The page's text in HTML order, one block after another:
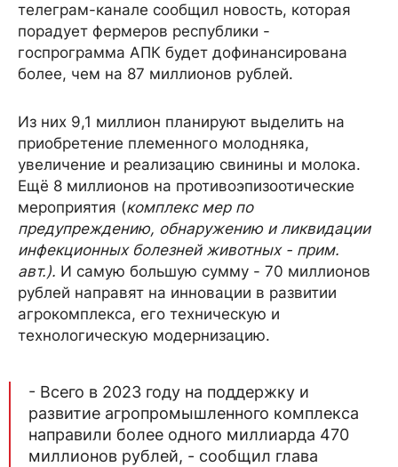
телеграм-канале сообщил новость, которая
порадует фермеров республики -
госпрограмма АПК будет дофинансирована
более, чем на 87 миллионов рублей.
Из них 9,1 миллион планируют выделить на
приобретение племенного молодняка,
увеличение и реализацию свинины и молока.
Ещё 8 миллионов на противоэпизоотические
мероприятия (комплекс мер по
предупреждению, обнаружению и ликвидации
инфекционных болезней животных - прим.
авт.). И самую большую сумму - 70 миллионов
рублей направят на инновации в развитии
агрокомплекса, его техническую и
технологическую модернизацию.
- Всего в 2023 году на поддержку и
развитие агропромышленного комплекса
направили более одного миллиарда 470
миллионов рублей, - сообщил глава